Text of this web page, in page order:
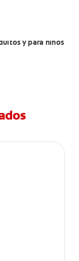
y para niños